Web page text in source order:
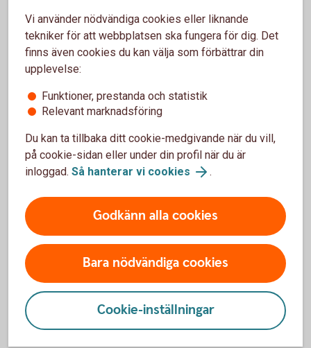
När och hur kan du ta ut din
Börjar du närma dig pensionen? Förbered dig genom
att gå i genom uttagsreglerna för pensionens olika
delar. Se när och hur du kan ta ut din pension.
Ta ut din pension - uttagsregler
Vi använder nödvändiga cookies eller liknande
tekniker för att webbplatsen ska fungera för dig. Det
finns även cookies du kan välja som förbättrar din
upplevelse:
Funktioner, prestanda och statistik
Relevant marknadsföring
Du kan ta tillbaka ditt cookie-medgivande när du vill,
på cookie-sidan eller under din profil när du är
inloggad. Så hanterar vi cookies .
Godkänn alla cookies
Bara nödvändiga cookies
Cookie-inställningar